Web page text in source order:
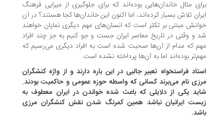
مثال خاندان‌هایی بوده‌اند که برای جلوگیری از میرایی فرهنگ
تلاش بسیار کرده‌اند، اما اکنون این خاندان‌ها کجا هستند؟ در آن
مبتنی بر تکثر است که انسان‌های مهم دیگری نمایان خواهند
و وقتی در تاریخ معاصر ایران جست و جو ‌کنیم به جز چند افراد
که مدام از آن‌ها صحبت شده است به افراد دیگری می‌رسیم که
بوده‌اند اما به آن‌ها پرداخته نشده است.
فراستخواه تعبیر جالبی در این باره دارند و از واژه کنشگران
نام می‌برند کسانی که واسطه حوزه عمومی و حاکمیت بودند.
یکی از دلایلی که باعث شده خواندن در ایران معطوف به
ایرانیان نباشد همین کمرنگ شدن نقش کنشگران مرزی